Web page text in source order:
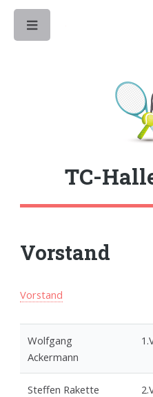
TC-
Vorstand
Vorstand
Wolfgang
Ackermann
Steffen Rakette